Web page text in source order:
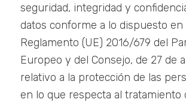
seguridad, integridad y
datos conforme a lo dispuesto en
Reglamento (UE) 2016/679 del
Europeo y del Consejo, de 27 de
relativo a la protección de las
en lo que respecta al tratamiento